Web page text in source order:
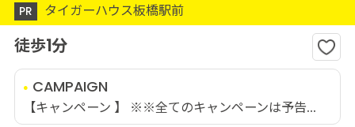
PR タイガーハウス板橋駅前
徒歩1分
CAMPAIGN
【キャンペーン 】 ※※全てのキャンペーンは予告...